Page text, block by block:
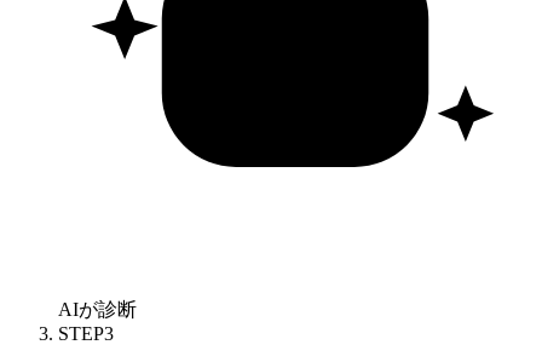
AIが診断
STEP3